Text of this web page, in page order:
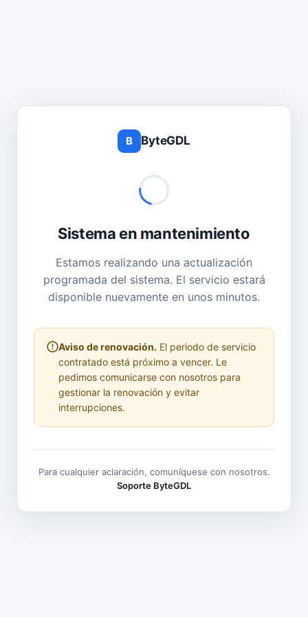
B ByteGDL
Sistema en mantenimiento
Estamos realizando una actualización
programada del sistema. El servicio estará
disponible nuevamente en unos minutos.
Aviso de renovación. El periodo de servicio
contratado está próximo a vencer. Le
pedimos comunicarse con nosotros para
gestionar la renovación y evitar
interrupciones.
Para cualquier aclaración, comuníquese con nosotros.
Soporte ByteGDL